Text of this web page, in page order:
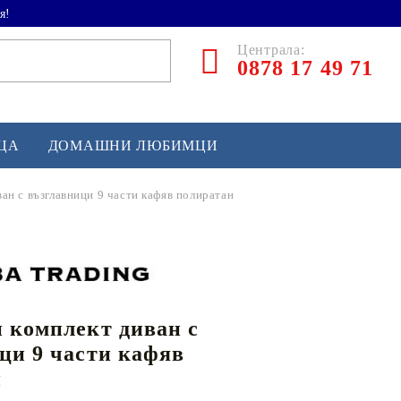
Централа:
0878 17 49 71
и софтбол
и лакрос
спортно оборудване
ДОМАШНИ ЛЮБИМЦИ
с възглавници 9 части кафяв полиратан
комплект диван с
9 части кафяв